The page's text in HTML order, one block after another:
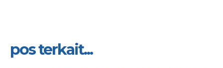
pos terkait...